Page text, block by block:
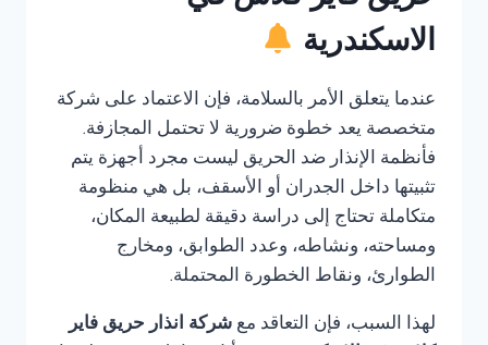
الاسكندرية
عندما يتعلق الأمر بالسلامة، فإن الاعتماد على شركة
متخصصة يعد خطوة ضرورية لا تحتمل المجازفة.
فأنظمة الإنذار ضد الحريق ليست مجرد أجهزة يتم
تثبيتها داخل الجدران أو الأسقف، بل هي منظومة
متكاملة تحتاج إلى دراسة دقيقة لطبيعة المكان،
ومساحته، ونشاطه، وعدد الطوابق، ومخارج
الطوارئ، ونقاط الخطورة المحتملة.
لهذا السبب، فإن التعاقد مع شركة انذار حريق فاير